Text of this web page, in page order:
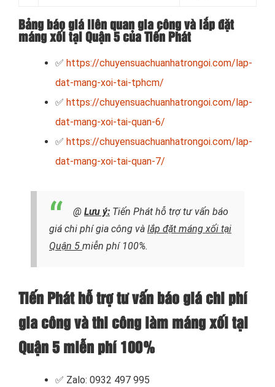
Bảng báo giá liên quan gia công và lắp đặt
máng xối tại Quận 5 của Tiến Phát
✅ https://chuyensuachuanhatrongoi.com/lap-
dat-mang-xoi-tai-tphcm/
✅ https://chuyensuachuanhatrongoi.com/lap-
dat-mang-xoi-tai-quan-6/
✅ https://chuyensuachuanhatrongoi.com/lap-
dat-mang-xoi-tai-quan-7/
@ Lưu ý: Tiến Phát hỗ trợ tư vấn báo
giá chi phí gia công và lắp đặt máng xối tại
Quận 5 miễn phí 100%.
Tiến Phát hỗ trợ tư vấn báo giá chi phí
gia công và thi công làm máng xối tại
Quận 5 miễn phí 100%
✅ Zalo: 0932 497 995